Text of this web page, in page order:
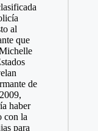
al
que
de
haber
con la
para